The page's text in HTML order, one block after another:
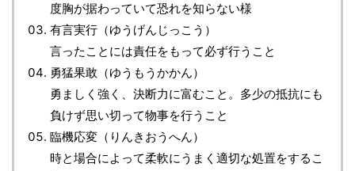
度胸が据わっていて恐れを知らない様
有言実行（ゆうげんじっこう）
言ったことには責任をもって必ず行うこと
勇猛果敢（ゆうもうかかん）
勇ましく強く、決断力に富むこと。多少の抵抗にも
負けず思い切って物事を行うこと
臨機応変（りんきおうへん）
時と場合によって柔軟にうまく適切な処置をするこ